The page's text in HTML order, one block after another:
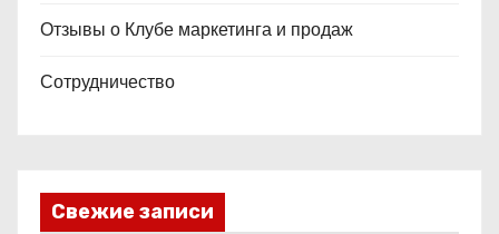
Отзывы о Клубе маркетинга и продаж
Сотрудничество
Свежие записи